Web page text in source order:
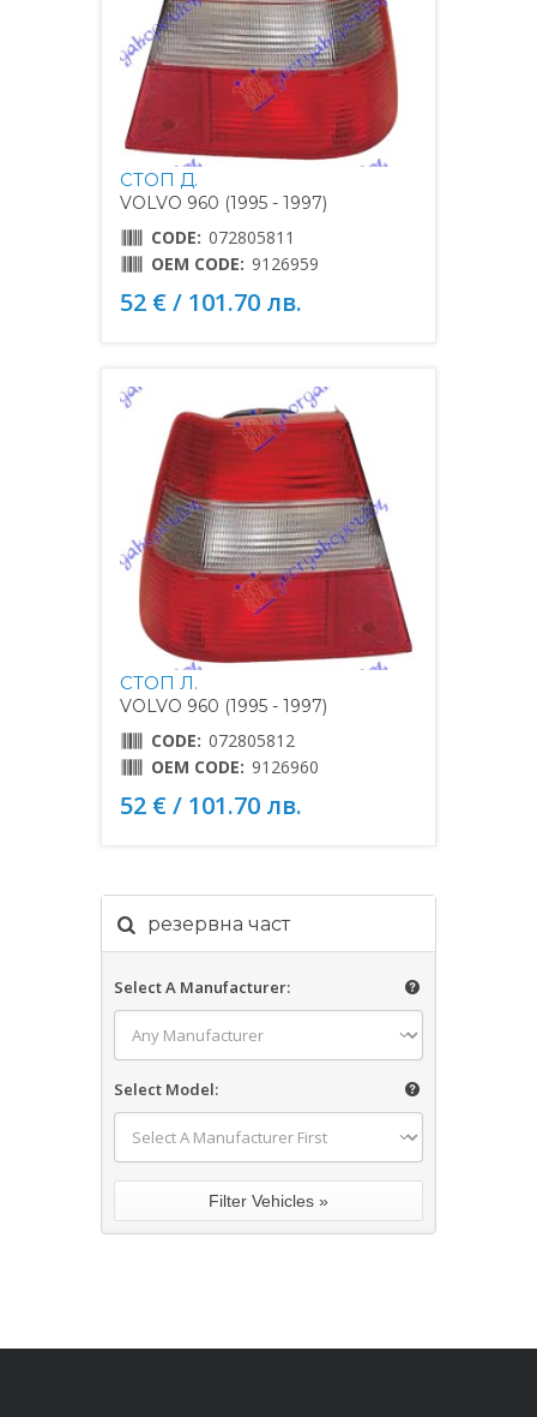
СТОП Д.
VOLVO 960 (1995 - 1997)
CODE: 072805811
OEM CODE: 9126959
52 € / 101.70 лв.
СТОП Л.
VOLVO 960 (1995 - 1997)
CODE: 072805812
OEM CODE: 9126960
52 € / 101.70 лв.
резервна част
Select A Manufacturer:
Select Model: